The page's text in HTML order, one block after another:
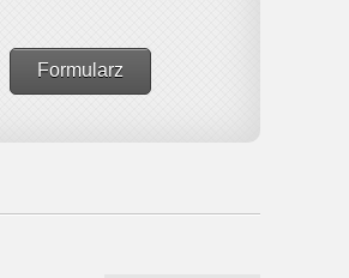
Formularz